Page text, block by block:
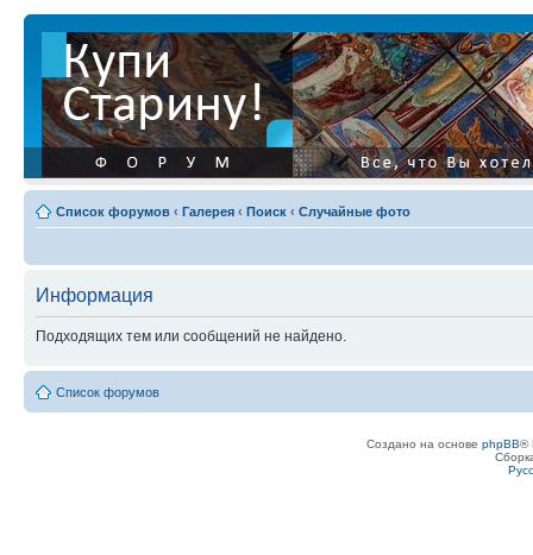
Список форумов ‹ Галерея ‹ Поиск ‹ Случайные фото
Информация
Подходящих тем или сообщений не найдено.
Список форумов
Создано на основе phpBB®